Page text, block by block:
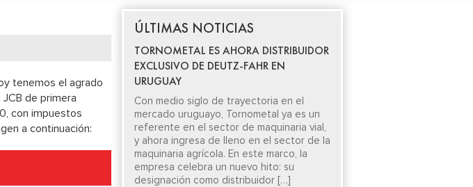
tenemos el agrado
de primera
con impuestos
a continuación:
ÚLTIMAS NOTICIAS
TORNOMETAL ES AHORA DISTRIBUIDOR
EXCLUSIVO DE DEUTZ-FAHR EN
URUGUAY
Con medio siglo de trayectoria en el
mercado uruguayo, Tornometal ya es un
referente en el sector de maquinaria vial,
y ahora ingresa de lleno en el sector de la
maquinaria agrícola. En este marco, la
empresa celebra un nuevo hito: su
designación como distribuidor […]